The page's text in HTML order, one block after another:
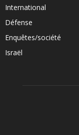
International
Défense
Enquêtes/société
Israël